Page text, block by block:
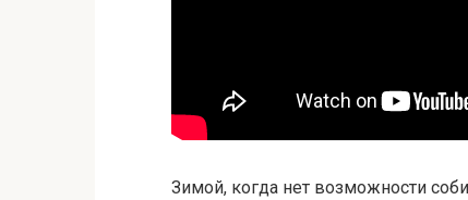
Зимой, когда нет возможности